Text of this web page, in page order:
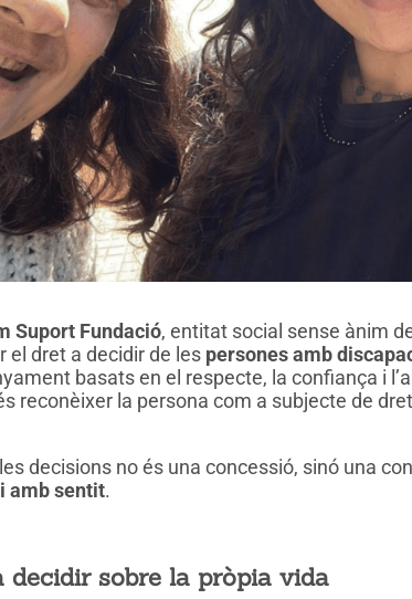
Suport Fundació, entitat social sense ànim
el dret a decidir de les persones amb
basats en el respecte, la confiança i
reconèixer la persona com a subjecte de
decisions no és una concessió, sinó una
amb sentit.
decidir sobre la pròpia vida